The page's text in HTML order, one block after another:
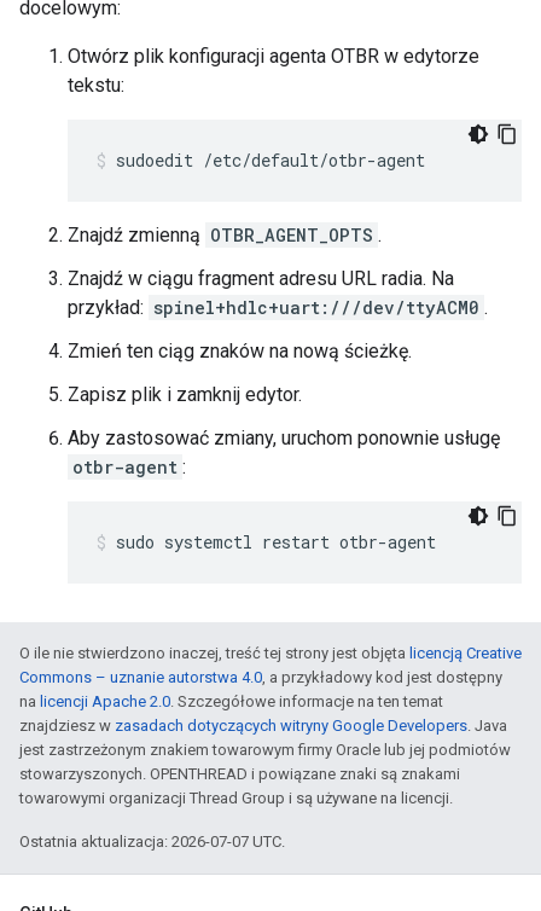
docelowym:
Otwórz plik konfiguracji agenta OTBR w edytorze
tekstu:
sudoedit /etc/default/otbr-agent
Znajdź zmienną OTBR_AGENT_OPTS .
Znajdź w ciągu fragment adresu URL radia. Na
przykład: spinel+hdlc+uart:///dev/ttyACM0 .
Zmień ten ciąg znaków na nową ścieżkę.
Zapisz plik i zamknij edytor.
Aby zastosować zmiany, uruchom ponownie usługę
otbr-agent :
sudo systemctl restart otbr-agent
O ile nie stwierdzono inaczej, treść tej strony jest objęta licencją Creative
Commons – uznanie autorstwa 4.0, a przykładowy kod jest dostępny
na licencji Apache 2.0. Szczegółowe informacje na ten temat
znajdziesz w zasadach dotyczących witryny Google Developers. Java
jest zastrzeżonym znakiem towarowym firmy Oracle lub jej podmiotów
stowarzyszonych. OPENTHREAD i powiązane znaki są znakami
towarowymi organizacji Thread Group i są używane na licencji.
Ostatnia aktualizacja: 2026-07-07 UTC.